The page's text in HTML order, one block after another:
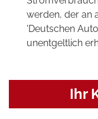
werden, der an
'Deutschen
unentgeltlich
Ihr